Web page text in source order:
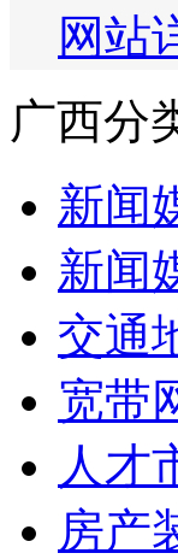
网站
广西分
新闻
新闻
交通
宽带
人才
房产